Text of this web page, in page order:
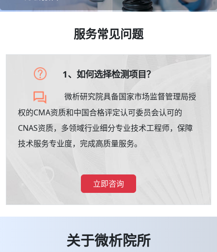
服务常见问题
1、如何选择检测项目？
微析研究院具备国家市场监督管理局授
权的CMA资质和中国合格评定认可委员会认可的
CNAS资质，多领域行业细分专业技术工程师，保障
技术服务专业度，完成高质量服务。
立即咨询
关于微析院所